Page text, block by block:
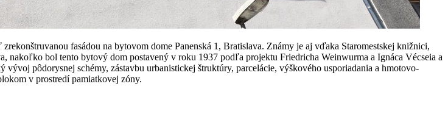
fasádou na bytovom dome Panenská 1, Bratislava. Známy je aj vďaka Staromestskej knižnici,
nakoľko bol tento bytový dom postavený v roku 1937 podľa projektu Friedricha Weinwurma a Ignáca Vécseia a
pôdorysnej schémy, zástavbu urbanistickej štruktúry, parcelácie, výškového usporiadania a hmotovo-
v prostredí pamiatkovej zóny.